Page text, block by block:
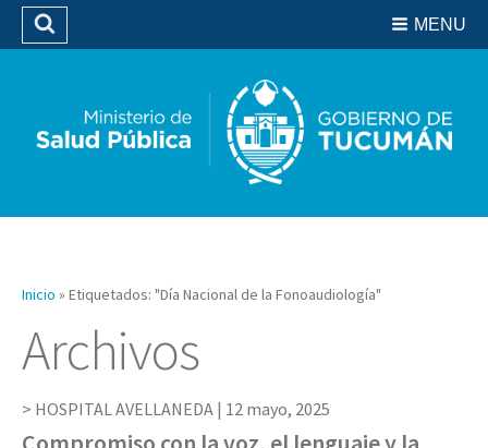
Biblioteca
MENU
Buscar
Inicio » Etiquetados: "Día Nacional de la Fonoaudiología"
Archivos
HOSPITAL AVELLANEDA | 12 mayo, 2025